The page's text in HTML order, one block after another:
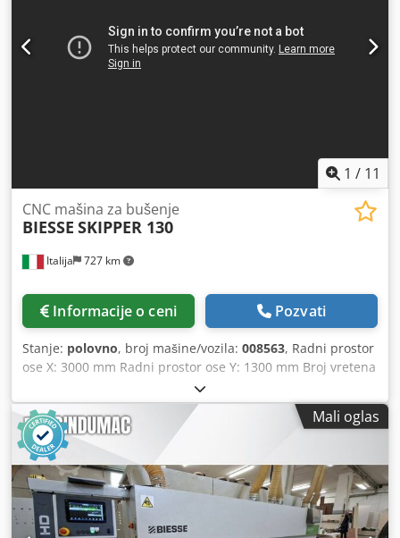
1 / 11
Italija 727 km
CNC mašina za bušenje
BIESSE SKIPPER 130
Informacije o ceni Pozvati
Stanje: polovno, broj mašine/vozila: 008563, Radni prostor
ose X: 3000 mm Radni prostor ose Y: 1300 mm Broj vretena
za bušenje: 82 Dkedpozruxvefx Al Tsr
Mali oglas